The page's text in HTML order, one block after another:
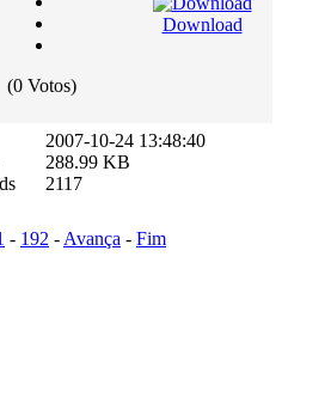
(0 Votos)
Download
2007-10-24 13:48:40
288.99 KB
2117
- 192 -Avança - Fim